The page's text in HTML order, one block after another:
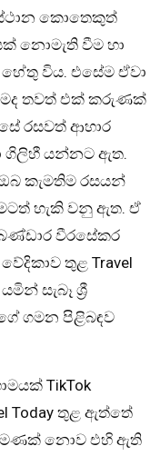
කොතෙකුත්
නොමැති වීම හා
විය. එසේම ඒවා
තවත් එක් කරුණක්
රසවත් ආහාර
ගිලිහී යන්නට ඇත.
කැමතිම රසයන්
හැකි වනු ඇත. ඒ
වීරසේකර
තුළ Travel
සැබෑ ශ්‍රී
ගමන පිළිබඳව
TikTok
Today තුළ ඇත්තේ
නොව එහි ඇති